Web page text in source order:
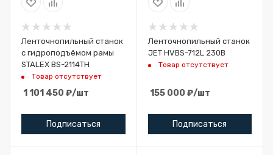
Ленточнопильный станок
с гидроподъёмом рамы
STALEX BS-2114ТH
Товар отсутствует
1 101 450 ₽/шт
Подписаться
Ленточнопильный станок
JET HVBS-712L 230В
Товар отсутствует
155 000 ₽/шт
Подписаться